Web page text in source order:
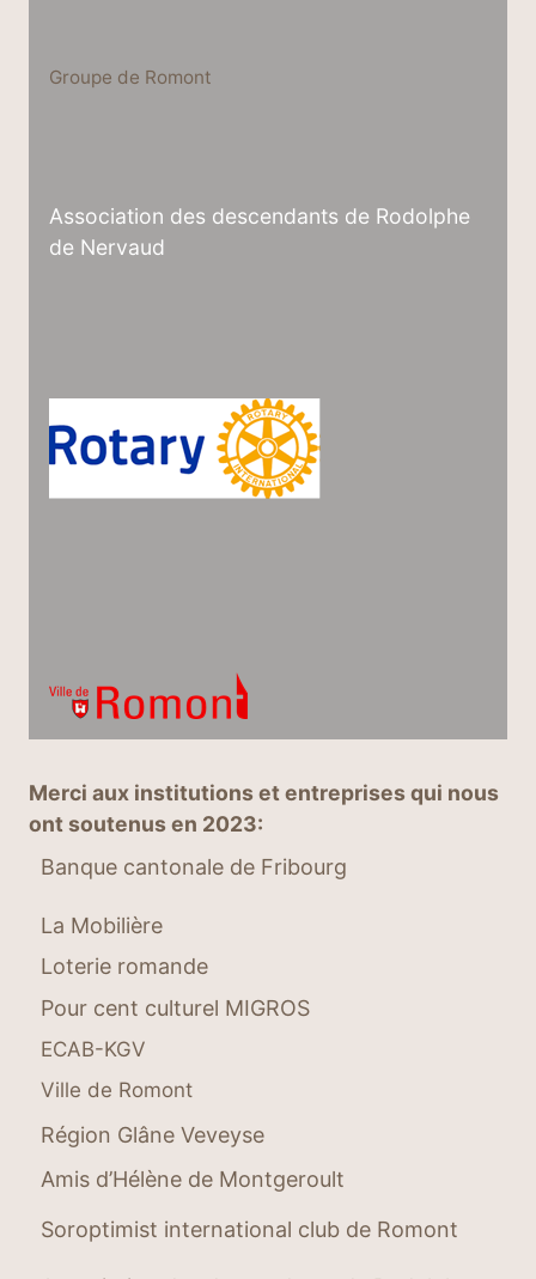
Groupe de Romont
Association des descendants de Rodolphe
de Nervaud
Merci aux institutions et entreprises qui nous
ont soutenus en 2023:
Banque cantonale de Fribourg
La Mobilière
Loterie romande
Pour cent culturel MIGROS
ECAB-KGV
Ville de Romont
Région Glâne Veveyse
Amis d’Hélène de Montgeroult
Soroptimist international club de Romont